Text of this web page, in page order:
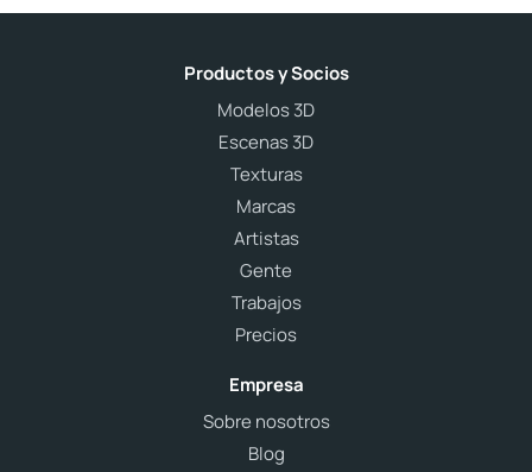
Productos y Socios
Modelos 3D
Escenas 3D
Texturas
Marcas
Artistas
Gente
Trabajos
Precios
Empresa
Sobre nosotros
Blog